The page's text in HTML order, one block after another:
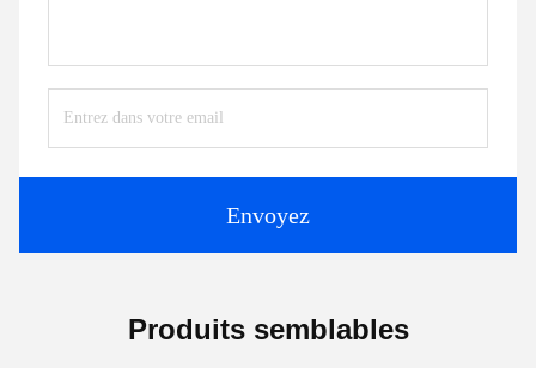
Envoyez
Produits semblables